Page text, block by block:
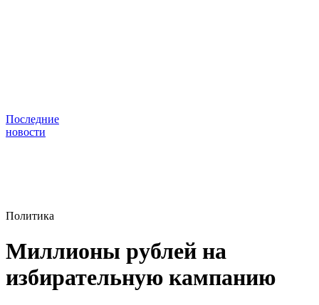
Последние
новости
Политика
Миллионы рублей на
избирательную кампанию